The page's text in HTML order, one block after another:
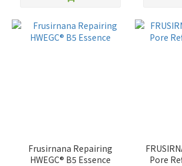
Frusirnana Repairing
HWEGC® B5 Essence
Pore